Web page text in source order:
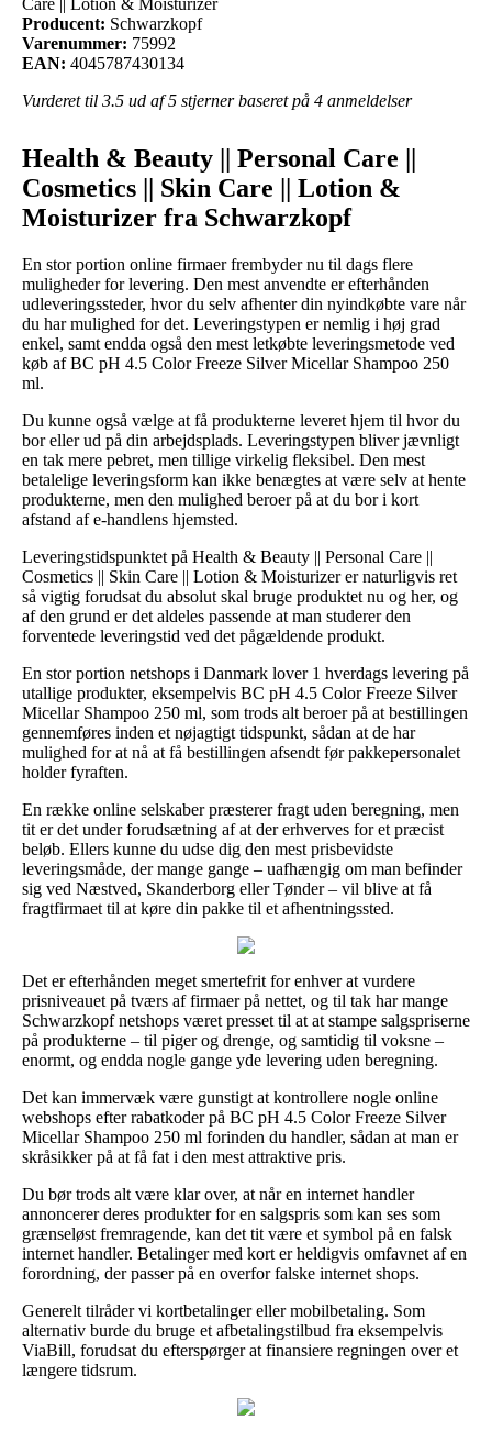
Producent: Schwarzkopf
Varenummer: 75992
EAN: 4045787430134
Vurderet til 3.5 ud af 5 stjerner baseret på 4 anmeldelser
Health & Beauty || Personal Care ||
Cosmetics || Skin Care || Lotion &
Moisturizer fra Schwarzkopf
En stor portion online firmaer frembyder nu til dags flere
muligheder for levering. Den mest anvendte er efterhånden
udleveringssteder, hvor du selv afhenter din nyindkøbte vare når
du har mulighed for det. Leveringstypen er nemlig i høj grad
enkel, samt endda også den mest letkøbte leveringsmetode ved
køb af BC pH 4.5 Color Freeze Silver Micellar Shampoo 250
ml.
Du kunne også vælge at få produkterne leveret hjem til hvor du
bor eller ud på din arbejdsplads. Leveringstypen bliver jævnligt
en tak mere pebret, men tillige virkelig fleksibel. Den mest
betalelige leveringsform kan ikke benægtes at være selv at hente
produkterne, men den mulighed beroer på at du bor i kort
afstand af e-handlens hjemsted.
Leveringstidspunktet på Health & Beauty || Personal Care ||
Cosmetics || Skin Care || Lotion & Moisturizer er naturligvis ret
så vigtig forudsat du absolut skal bruge produktet nu og her, og
af den grund er det aldeles passende at man studerer den
forventede leveringstid ved det pågældende produkt.
En stor portion netshops i Danmark lover 1 hverdags levering på
utallige produkter, eksempelvis BC pH 4.5 Color Freeze Silver
Micellar Shampoo 250 ml, som trods alt beroer på at bestillingen
gennemføres inden et nøjagtigt tidspunkt, sådan at de har
mulighed for at nå at få bestillingen afsendt før pakkepersonalet
holder fyraften.
En række online selskaber præsterer fragt uden beregning, men
tit er det under forudsætning af at der erhverves for et præcist
beløb. Ellers kunne du udse dig den mest prisbevidste
leveringsmåde, der mange gange – uafhængig om man befinder
sig ved Næstved, Skanderborg eller Tønder – vil blive at få
fragtfirmaet til at køre din pakke til et afhentningssted.
Det er efterhånden meget smertefrit for enhver at vurdere
prisniveauet på tværs af firmaer på nettet, og til tak har mange
Schwarzkopf netshops været presset til at at stampe salgspriserne
på produkterne – til piger og drenge, og samtidig til voksne –
enormt, og endda nogle gange yde levering uden beregning.
Det kan immervæk være gunstigt at kontrollere nogle online
webshops efter rabatkoder på BC pH 4.5 Color Freeze Silver
Micellar Shampoo 250 ml forinden du handler, sådan at man er
skråsikker på at få fat i den mest attraktive pris.
Du bør trods alt være klar over, at når en internet handler
annoncerer deres produkter for en salgspris som kan ses som
grænseløst fremragende, kan det tit være et symbol på en falsk
internet handler. Betalinger med kort er heldigvis omfavnet af en
forordning, der passer på en overfor falske internet shops.
Generelt tilråder vi kortbetalinger eller mobilbetaling. Som
alternativ burde du bruge et afbetalingstilbud fra eksempelvis
ViaBill, forudsat du efterspørger at finansiere regningen over et
længere tidsrum.